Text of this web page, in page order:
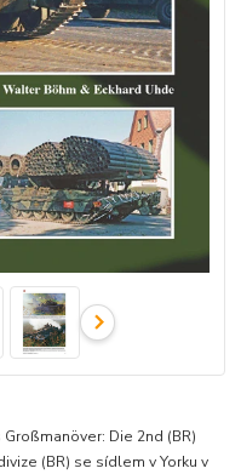
Die 2nd (BR)
(BR) se sídlem v Yorku v